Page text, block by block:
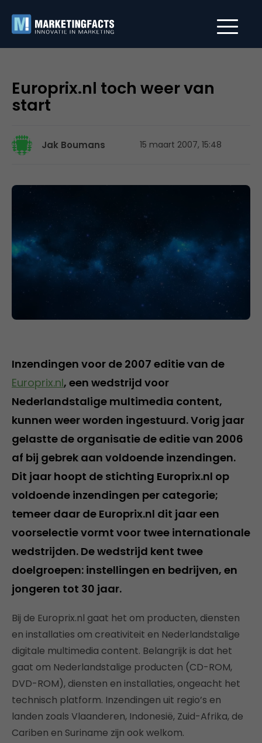
Europrix.nl toch weer van
start
Jak Boumans 15 maart 2007, 15:48
Inzendingen voor de 2007 editie van de
Europrix.nl, een wedstrijd voor
Nederlandstalige multimedia content,
kunnen weer worden ingestuurd. Vorig jaar
gelastte de organisatie de editie van 2006
af bij gebrek aan voldoende inzendingen.
Dit jaar hoopt de stichting Europrix.nl op
voldoende inzendingen per categorie;
temeer daar de Europrix.nl dit jaar een
voorselectie vormt voor twee internationale
wedstrijden. De wedstrijd kent twee
doelgroepen: instellingen en bedrijven, en
jongeren tot 30 jaar.
Bij de Europrix.nl gaat het om producten, diensten
en installaties om creativiteit en Nederlandstalige
digitale multimedia content. Belangrijk is dat het
gaat om Nederlandstalige producten (CD-ROM,
DVD-ROM), diensten en installaties, ongeacht het
technisch platform. Inzendingen uit regio’s en
landen zoals Vlaanderen, Indonesië, Zuid-Afrika, de
Cariben en Suriname zijn ook welkom.